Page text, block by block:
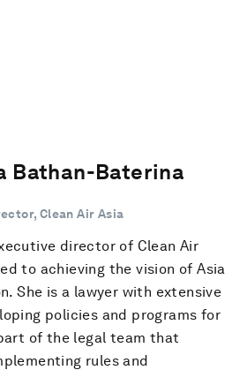
Bathan-Baterina
Clean Air Asia
director of Clean Air
to achieving the vision of Asia
She is a lawyer with extensive
policies and programs for
of the legal team that
rules and